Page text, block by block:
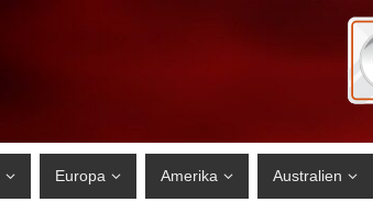
Europa Amerika Australien